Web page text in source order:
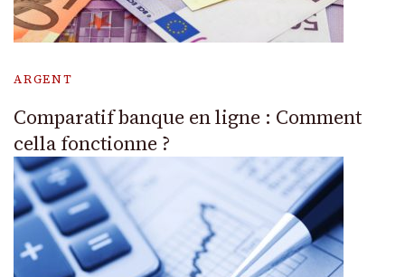
ARGENT
Comparatif banque en ligne : Comment
cella fonctionne ?